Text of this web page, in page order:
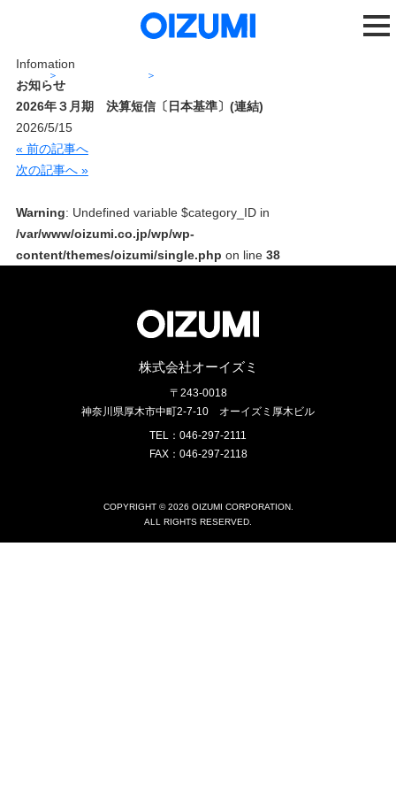
Infomation
お知らせ
2026年３月期 決算短信〔日本基準〕(連結)
2026/5/15
« 前の記事へ
次の記事へ »
Warning: Undefined variable $category_ID in
/var/www/oizumi.co.jp/wp/wp-
content/themes/oizumi/single.php on line 38
株式会社オーイズミ
〒243-0018
神奈川県厚木市中町2-7-10 オーイズミ厚木ビル
TEL：046-297-2111
FAX：046-297-2118
COPYRIGHT © 2026 OIZUMI CORPORATION.
ALL RIGHTS RESERVED.